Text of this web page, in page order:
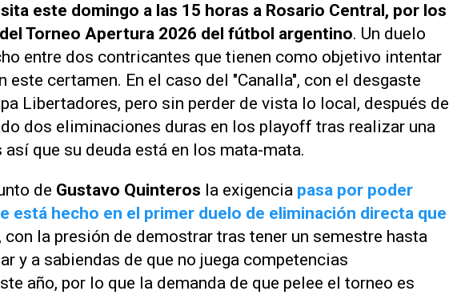
este domingo a las 15 horas a Rosario Central, por los
Torneo Apertura 2026 del fútbol argentino. Un duelo
entre dos contricantes que tienen como objetivo intentar
este certamen. En el caso del "Canalla", con el desgaste
Libertadores, pero sin perder de vista lo local, después de
dos eliminaciones duras en los playoff tras realizar una
así que su deuda está en los mata-mata.
de Gustavo Quinteros la exigencia pasa por poder
está hecho en el primer duelo de eliminación directa que
, con la presión de demostrar tras tener un semestre hasta
y a sabiendas de que no juega competencias
año, por lo que la demanda de que pelee el torneo es